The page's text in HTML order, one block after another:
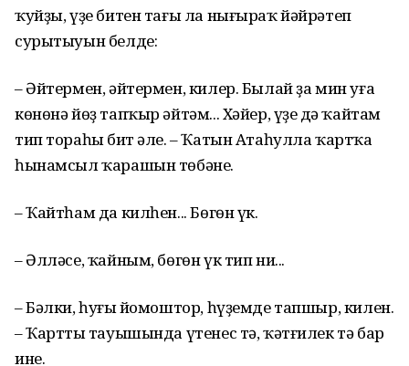
ҡуйҙы, үҙе битен тағы ла нығыраҡ йәйрәтеп
сурытыуын белде:
– Әйтермен, әйтермен, килер. Былай ҙа мин уға
көнөнә йөҙ тапҡыр әйтәм... Хәйер, үҙең дә ҡайтам
тип тораһың бит әле. – Ҡатын Атаһулла ҡартҡа
һынамсыл ҡарашын төбәне.
– Ҡайтһам да килһен... Бөгөн үк.
– Әлләсе, ҡайным, бөгөн үк тип ни...
– Бәлки, һуңғы йомоштор, һүҙемде тапшыр, килен.
– Ҡарттың тауышында үтенес тә, ҡәтғилек тә бар
ине.